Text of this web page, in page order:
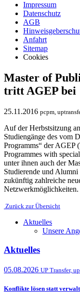
Impressum
Datenschutz
AGB
Anfahrt
Sitemap
Cookies
Master of
tritt AGEP bei
25.11.2016 pcpm,
Auf der Herbstsitzung
Studiengänge des vom
Programms“ der AGEP
Programmes with
unter ihnen auch der
Studierende und Alumni
zukünftig zahlreiche
Netzwerkmöglichkeiten.
Zurück zur Übersicht
Aktuelles
Unsere
Aktuelles
05.08.2026 UP Transfer,
Konflikte lösen statt